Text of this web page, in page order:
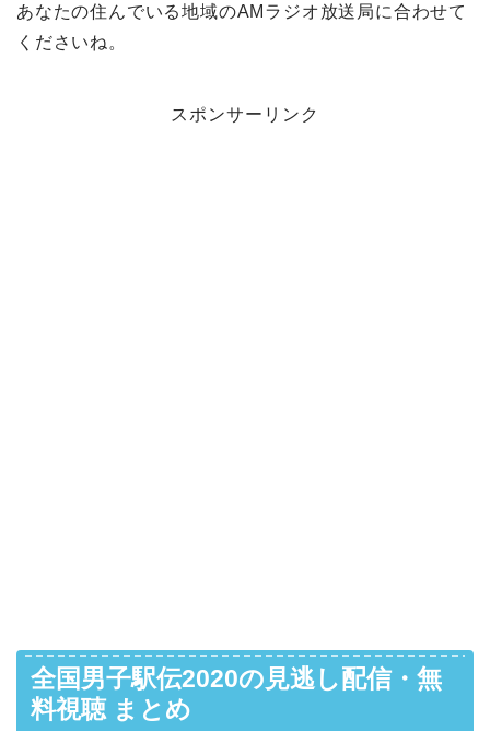
あなたの住んでいる地域のAMラジオ放送局に合わせて
くださいね。
スポンサーリンク
全国男子駅伝2020の見逃し配信・無
料視聴 まとめ